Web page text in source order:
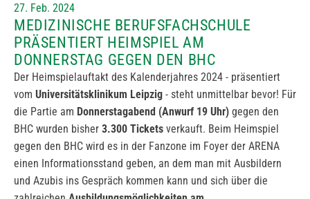
27. Feb. 2024
MEDIZINISCHE BERUFSFACHSCHULE
PRÄSENTIERT HEIMSPIEL AM
DONNERSTAG GEGEN DEN BHC
Der Heimspielauftakt des Kalenderjahres 2024 - präsentiert
vom Universitätsklinikum Leipzig - steht unmittelbar bevor! Für
die Partie am Donnerstagabend (Anwurf 19 Uhr) gegen den
BHC wurden bisher 3.300 Tickets verkauft. Beim Heimspiel
gegen den BHC wird es in der Fanzone im Foyer der ARENA
einen Informationsstand geben, an dem man mit Ausbildern
und Azubis ins Gespräch kommen kann und sich über die